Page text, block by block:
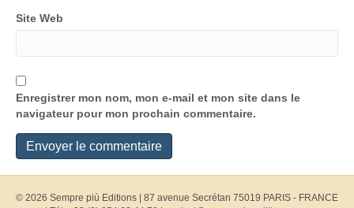
Site Web
Enregistrer mon nom, mon e-mail et mon site dans le
navigateur pour mon prochain commentaire.
© 2026 Sempre più Editions
87 avenue Secrétan 75019 PARIS - FRANCE